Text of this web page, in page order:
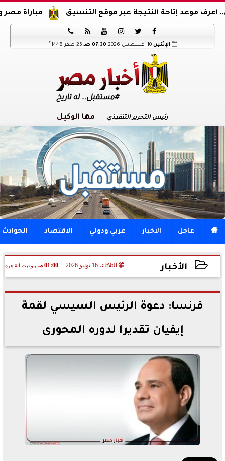
مباراة مصر إتاحة النتيجة عبر موقع التنسيق






الإثنين 07:30 صـ 25 صفر 1448 هـ
رئيس التحرير التنفيذي مها الوكيل
 عاجل الأخبار عربي ودولي الاقتصاد الحوادث
الأخبار الثلاثاء، 16 يونيو 2026 01:00 مـ بتوقيت القاهرة
2026-06-16 13:00:21
فرنسا: دعوة الرئيس السيسي لقمة
إيفيان تقديرا لدوره المحورى